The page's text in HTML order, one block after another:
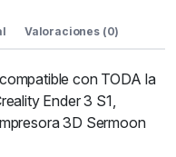
Valoraciones (0)
con TODA la
Ender 3 S1,
3D Sermoon